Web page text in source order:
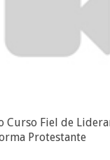
Curso Fiel de
Protestante